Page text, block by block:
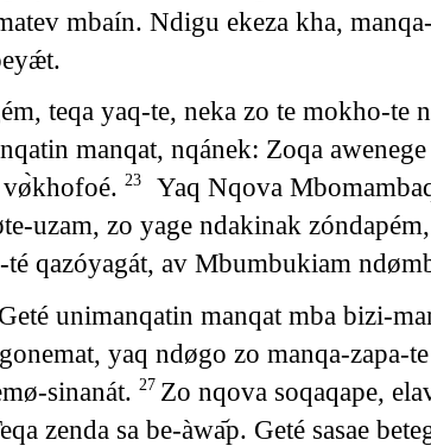
mbaín. Ndigu ekeza kha,
teqa yaq-te, neka zo te mokho-te
manqat, nqánek: Zoqa
vø̀khofoé. 23
Yaq Nqova
uzam, zo yage ndakinak
qazóyagát, av Mbumbukiam
unimanqatin manqat mba bizi-
yaq ndøgo zo manqa-zapa-
sinanát. 27 Zo nqova soqaqape,
zenda sa be-àwa᷄p. Geté sasae